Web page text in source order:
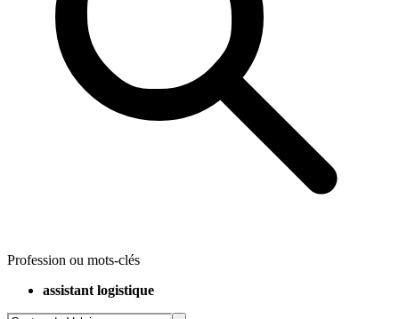
Profession ou mots-clés
assistant logistique